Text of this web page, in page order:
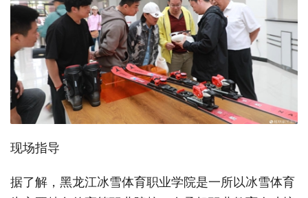
现场指导
据了解，黑龙江冰雪体育职业学院是一所以冰雪体育